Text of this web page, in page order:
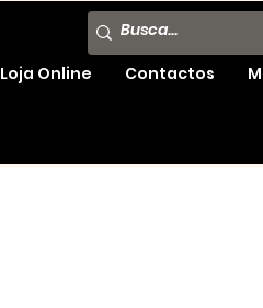
Loja Online Contactos